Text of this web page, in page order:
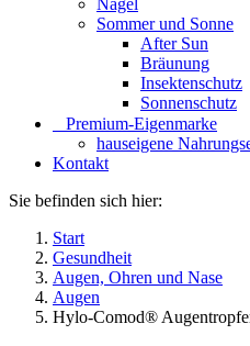
Sommer und Sonne
After Sun
Bräunung
Insektenschutz
Sonnenschutz
⠀​Premium-Eigenmarke
hauseigene
Kontakt
Sie befinden sich hier:
Start
Gesundheit
Augen, Ohren und Nase
Augen
Hylo-Comod®